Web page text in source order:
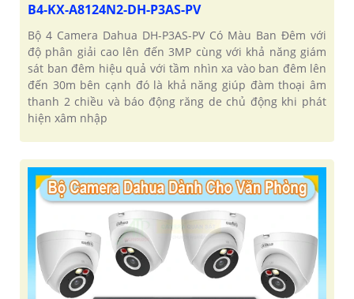
B4-KX-A8124N2-DH-P3AS-PV
Bộ 4 Camera Dahua DH-P3AS-PV Có Màu Ban Đêm với
độ phân giải cao lên đến 3MP cùng với khả năng giám
sát ban đêm hiệu quả với tầm nhìn xa vào ban đêm lên
đến 30m bên cạnh đó là khả năng giúp đàm thoại âm
thanh 2 chiều và báo động răng de chủ động khi phát
hiện xâm nhập